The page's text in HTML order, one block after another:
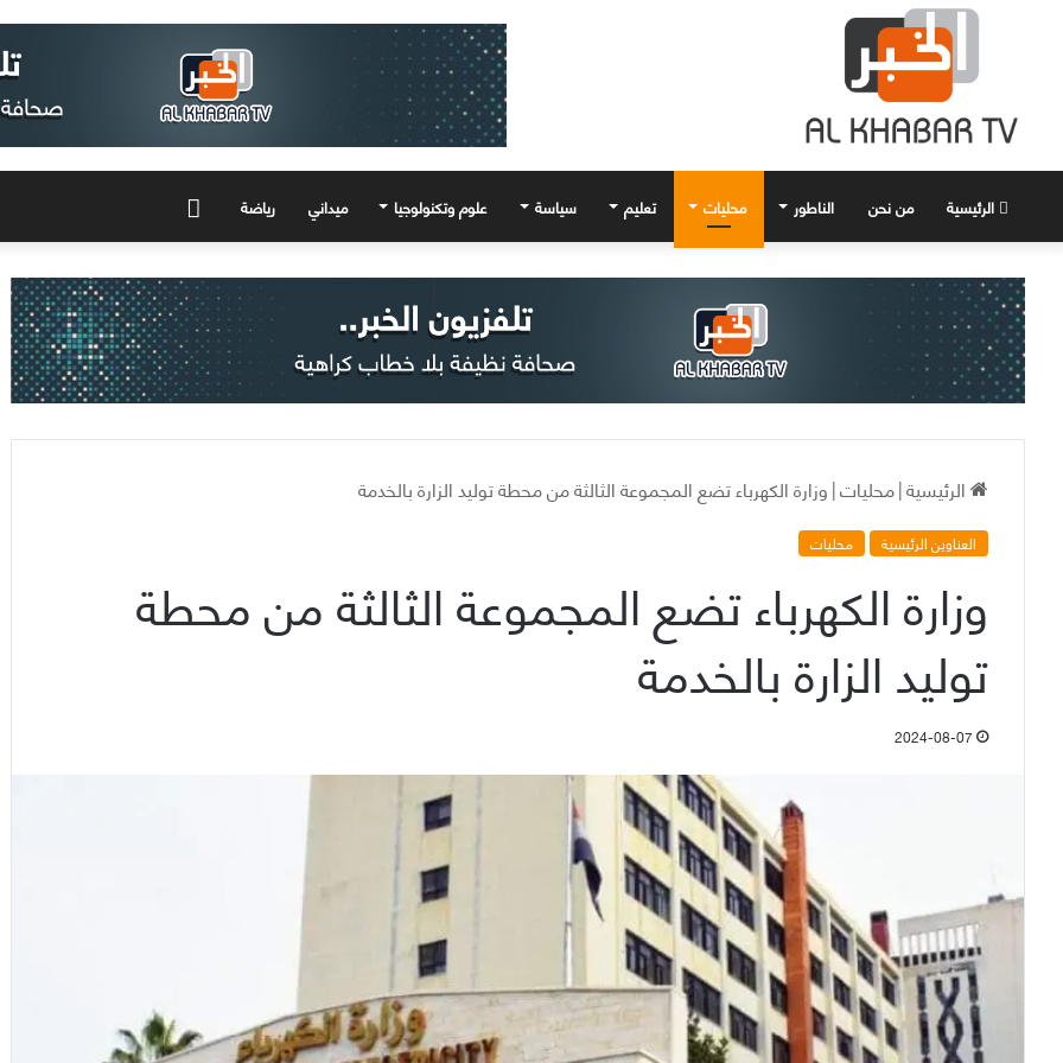
الرئيسية من نحن الناطور محليات تعليم سياسة علوم وتكنولوجيا ميداني رياضة
الرئيسية|محليات|وزارة الكهرباء تضع المجموعة الثالثة من محطة توليد الزارة بالخدمة
العناوين الرئيسية محليات
وزارة الكهرباء تضع المجموعة الثالثة من محطة
توليد الزارة بالخدمة
2024-08-07